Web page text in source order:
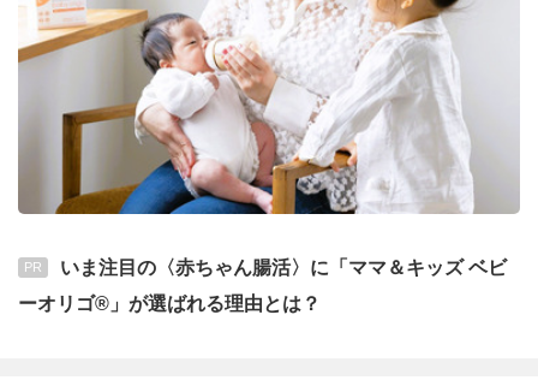
PR
いま注目の〈赤ちゃん腸活〉に「ママ＆キッズ ベビ
ーオリゴ®」が選ばれる理由とは？